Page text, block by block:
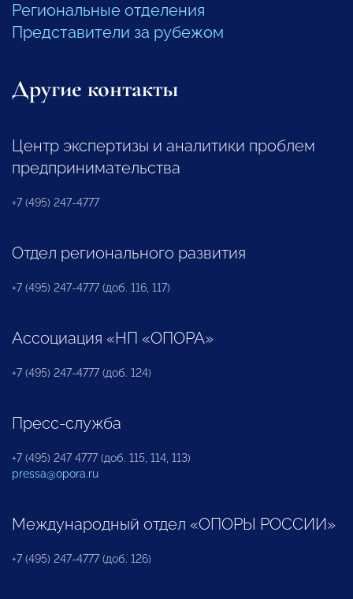
Региональные отделения
Представители за рубежом
Другие контакты
Центр экспертизы и аналитики проблем
предпринимательства
+7 (495) 247-4777
Отдел регионального развития
+7 (495) 247-4777 (доб. 116, 117)
Ассоциация «НП «ОПОРА»
+7 (495) 247-4777 (доб. 124)
Пресс-служба
+7 (495) 247 4777 (доб. 115, 114, 113)
pressa@opora.ru
Международный отдел «ОПОРЫ РОССИИ»
+7 (495) 247-4777 (доб. 126)